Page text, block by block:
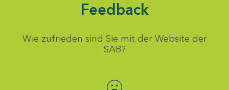
Feedback
Wie zufrieden sind Sie mit der Website der
SAB?
Bewertung auswählen